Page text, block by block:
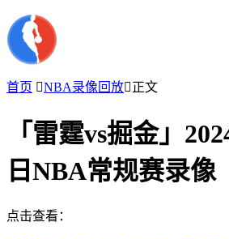
首页 NBA录像回放正文
「雷霆vs掘金」
日NBA常规赛录像
点击查看：